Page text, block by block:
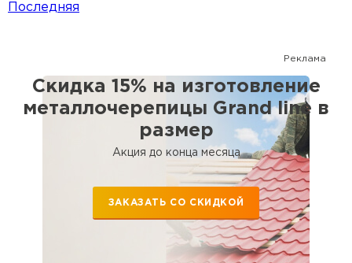
Последняя
Реклама
Скидка 15% на изготовление
металлочерепицы Grand line в
размер
Акция до конца месяца
ЗАКАЗАТЬ СО СКИДКОЙ
Софиты
ПЕРЕЙТИ